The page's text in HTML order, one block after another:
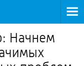
Начнем